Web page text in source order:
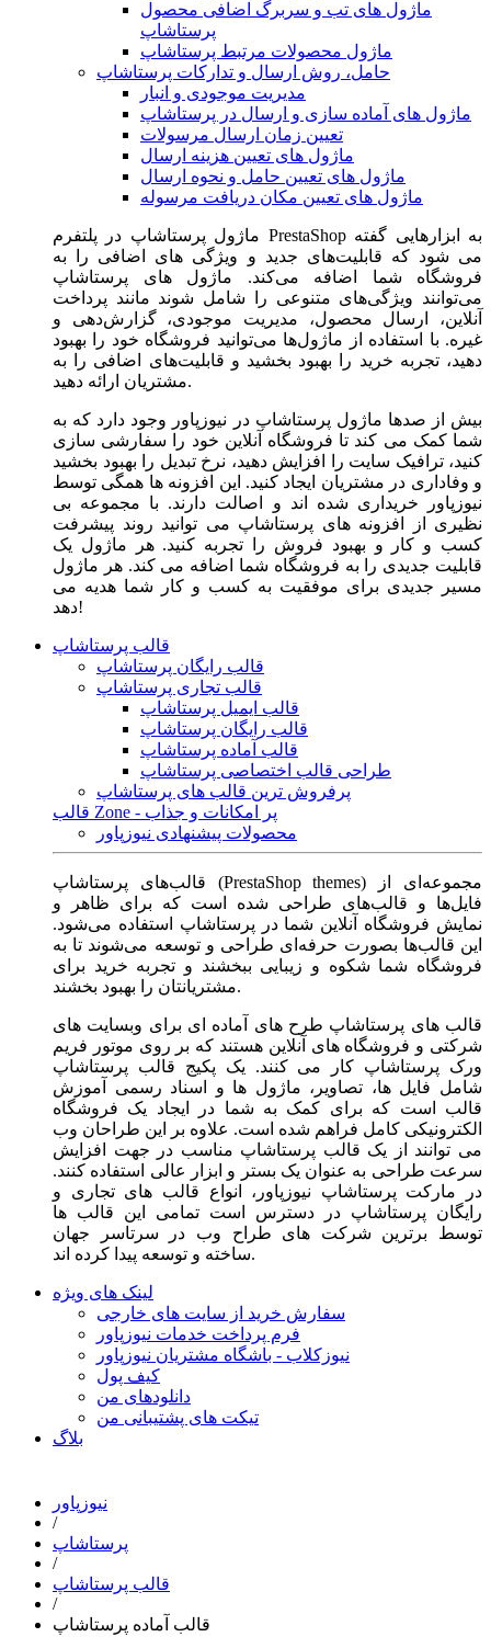
ماژول های تب و سربرگ اضافی محصول
پرستاشاپ
ماژول محصولات مرتبط پرستاشاپ
حامل، روش ارسال و تدارکات پرستاشاپ
مدیریت موجودی و انبار
ماژول های آماده سازی و ارسال در پرستاشاپ
تعیین زمان ارسال مرسولات
ماژول های تعیین هزینه ارسال
ماژول های تعیین حامل و نحوه ارسال
ماژول های تعیین مکان دریافت مرسوله
ماژول‌ پرستاشاپ در پلتفرم PrestaShop به ابزارهایی گفته
می شود که قابلیت‌های جدید و ویژگی های اضافی را به
فروشگاه شما اضافه می‌کند. ماژول های پرستاشاپ
می‌توانند ویژگی‌های متنوعی را شامل شوند مانند پرداخت
آنلاین، ارسال محصول، مدیریت موجودی، گزارش‌دهی و
غیره. با استفاده از ماژول‌ها می‌توانید فروشگاه خود را بهبود
دهید، تجربه خرید را بهبود بخشید و قابلیت‌های اضافی را به
مشتریان ارائه دهید.
بیش از صدها ماژول پرستاشاپ در نیوزپاور وجود دارد که به
شما کمک می کند تا فروشگاه آنلاین خود را سفارشی سازی
کنید، ترافیک سایت را افزایش دهید، نرخ تبدیل را بهبود بخشید
و وفاداری در مشتریان ایجاد کنید. این افزونه ها همگی توسط
نیوزپاور خریداری شده اند و اصالت دارند. با مجموعه بی
نظیری از افزونه های پرستاشاپ می توانید روند پیشرفت
کسب و کار و بهبود فروش را تجربه کنید. هر ماژول یک
قابلیت جدیدی را به فروشگاه شما اضافه می کند. هر ماژول
مسیر جدیدی برای موفقیت به کسب و کار شما هدیه می
دهد!
قالب پرستاشاپ
قالب رایگان پرستاشاپ
قالب تجاری پرستاشاپ
قالب ایمیل پرستاشاپ
قالب رایگان پرستاشاپ
قالب آماده پرستاشاپ
طراحی قالب اختصاصی پرستاشاپ
پرفروش ترین قالب های پرستاشاپ
قالب Zone - پر امکانات و جذاب
محصولات پیشنهادی نیوزپاور
قالب‌های پرستاشاپ (PrestaShop themes) مجموعه‌ای از
فایل‌ها و قالب‌های طراحی شده است که برای ظاهر و
نمایش فروشگاه آنلاین شما در پرستاشاپ استفاده می‌شود.
این قالب‌ها بصورت حرفه‌ای طراحی و توسعه می‌شوند تا به
فروشگاه شما شکوه و زیبایی ببخشند و تجربه خرید برای
مشتریانتان را بهبود بخشند.
قالب های پرستاشاپ طرح های آماده ای برای وبسایت های
شرکتی و فروشگاه های آنلاین هستند که بر روی موتور فریم
ورک پرستاشاپ کار می کنند. یک پکیج قالب پرستاشاپ
شامل فایل ها، تصاویر، ماژول ها و اسناد رسمی آموزش
قالب است که برای کمک به شما در ایجاد یک فروشگاه
الکترونیکی کامل فراهم شده است. علاوه بر این طراحان وب
می توانند از یک قالب پرستاشاپ مناسب در جهت افزایش
سرعت طراحی به عنوان یک بستر و ابزار عالی استفاده کنند.
در مارکت پرستاشاپ نیوزپاور، انواع قالب های تجاری و
رایگان پرستاشاپ در دسترس است تمامی این قالب ها
توسط برترین شرکت های طراح وب در سرتاسر جهان
ساخته و توسعه پیدا کرده اند.
لینک های ویژه
سفارش خرید از سایت های خارجی
فرم پرداخت خدمات نیوزپاور
نیوزکلاب - باشگاه مشتریان نیوزپاور
کیف پول
دانلودهای من
تیکت های پشتیبانی من
بلاگ
نیوزپاور
/
پرستاشاپ
/
قالب پرستاشاپ
/
قالب آماده پرستاشاپ